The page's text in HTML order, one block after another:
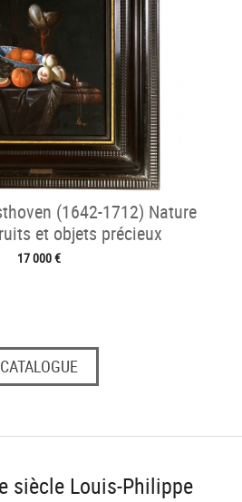
(1642-1712) Nature
et objets précieux
17 000 €
CATALOGUE
siècle Louis-Philippe